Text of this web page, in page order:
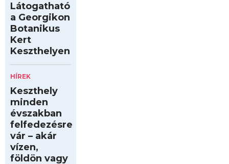
Látogatható
a Georgikon
Botanikus
Kert
Keszthelyen
HÍREK
Keszthely
minden
évszakban
felfedezésre
vár – akár
vízen,
földön vagy